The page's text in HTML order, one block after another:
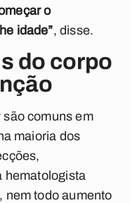
o
idade”, disse.
do corpo
comuns em
maioria dos
hematologista
nem todo aumento